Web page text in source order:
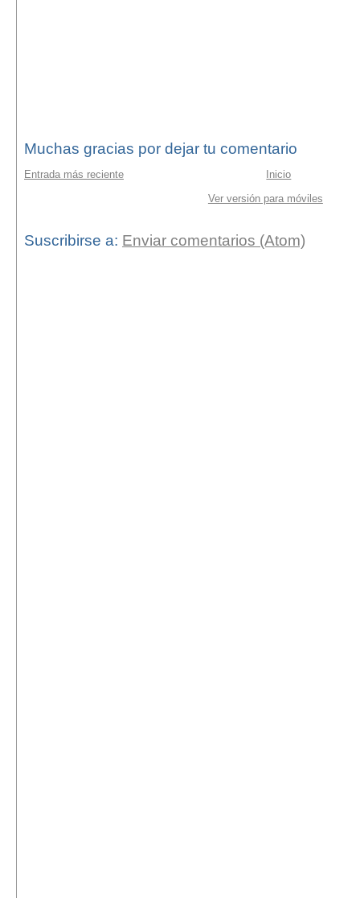
Muchas gracias por dejar tu comentario
Entrada más reciente
Inicio
Ver versión para móviles
Suscribirse a: Enviar comentarios (Atom)